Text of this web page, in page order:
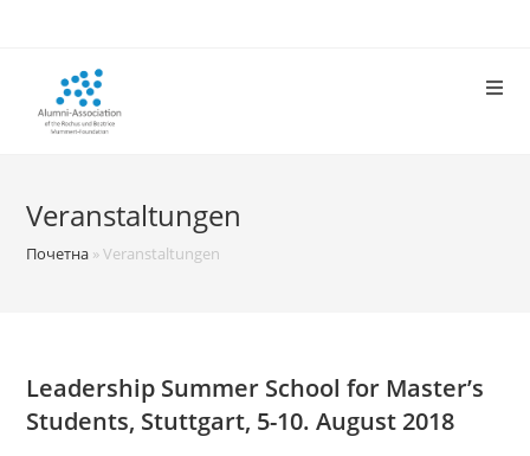
Veranstaltungen
Почетна »Veranstaltungen
Leadership Summer School for Master’s
Students, Stuttgart, 5-10. August 2018